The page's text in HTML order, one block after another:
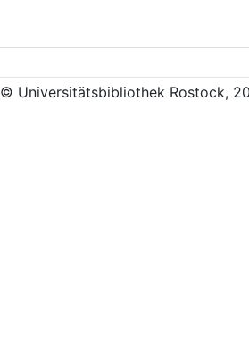
© Universitätsbibliothek Rostock,